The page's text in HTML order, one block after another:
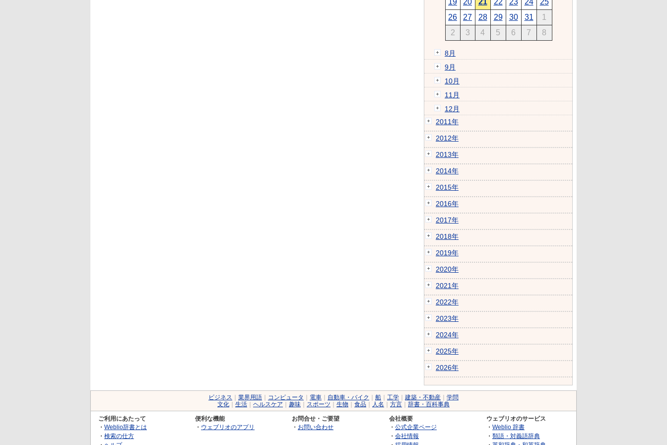
19
20 21 22 23 24
25
26
27 28 29 30 31
1
2
3 4 5 6 7 8
8月
9月
10月
11月
12月
2011年
2012年
2013年
2014年
2015年
2016年
2017年
2018年
2019年
2020年
2021年
2022年
2023年
2024年
2025年
2026年
ビジネス 業界用語 コンピュータ 電車 自動車・バイク 船 工学 建築・不動産
学問
文化
生活 ヘルスケア 趣味 スポーツ 生物 食品 人名 方言 辞書・百科事典
ご利用にあたって
・ Weblio辞書とは
・ 検索の仕方
便利な機能
・ ウェブリオのアプリ
お問合せ・ご要望
・ お問い合わせ
会社概要
・ 公式企業ページ
・ 会社情報
ウェブリオのサービス
・ Weblio 辞書
・ 類語・対義語辞典